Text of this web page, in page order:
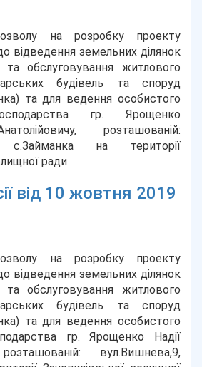
на розробку проекту
відведення земельних ділянок
та обслуговування житлового
будівель та споруд
та для ведення особистого
гр. Ярощенко
розташованій:
с.Займанка на території
ради
від 10 жовтня 2019
на розробку проекту
відведення земельних ділянок
та обслуговування житлового
будівель та споруд
та для ведення особистого
гр. Ярощенко Надії
вул.Вишнева,9,